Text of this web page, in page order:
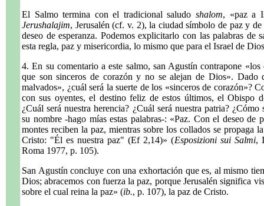
El Salmo termina con el tradicional saludo shalom, «paz a
Jerushalajim, Jerusalén (cf. v. 2), la ciudad símbolo de paz y
deseo de esperanza. Podemos explicitarlo con las palabras de
esta regla, paz y misericordia, lo mismo que para el Israel de
4. En su comentario a este salmo, san Agustín contrapone
que son sinceros de corazón y no se alejan de Dios». Dado
malvados», ¿cuál será la suerte de los «sinceros de corazón»?
con sus oyentes, el destino feliz de estos últimos, el Obispo
¿Cuál será nuestra herencia? ¿Cuál será nuestra patria?
su nombre -hago mías estas palabras-: «Paz. Con el deseo de
montes reciben la paz, mientras sobre los collados se propaga
Cristo: "Él es nuestra paz" (Ef 2,14)» (Esposizioni sui Salmi,
Roma 1977, p. 105).
San Agustín concluye con una exhortación que es, al mismo
Dios; abracemos con fuerza la paz, porque Jerusalén significa
sobre el cual reina la paz» (ib., p. 107), la paz de Cristo.